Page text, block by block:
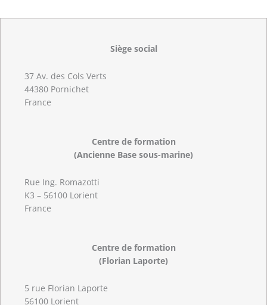
Siège social
37 Av. des Cols Verts
44380 Pornichet
France
Centre de formation
(Ancienne Base sous-marine)
Rue Ing. Romazotti
K3 – 56100 Lorient
France
Centre de formation
(Florian Laporte)
5 rue Florian Laporte
56100 Lorient